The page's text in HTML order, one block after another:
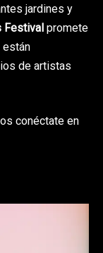
jardines y
Festivalpromete
de artistas
conéctate en